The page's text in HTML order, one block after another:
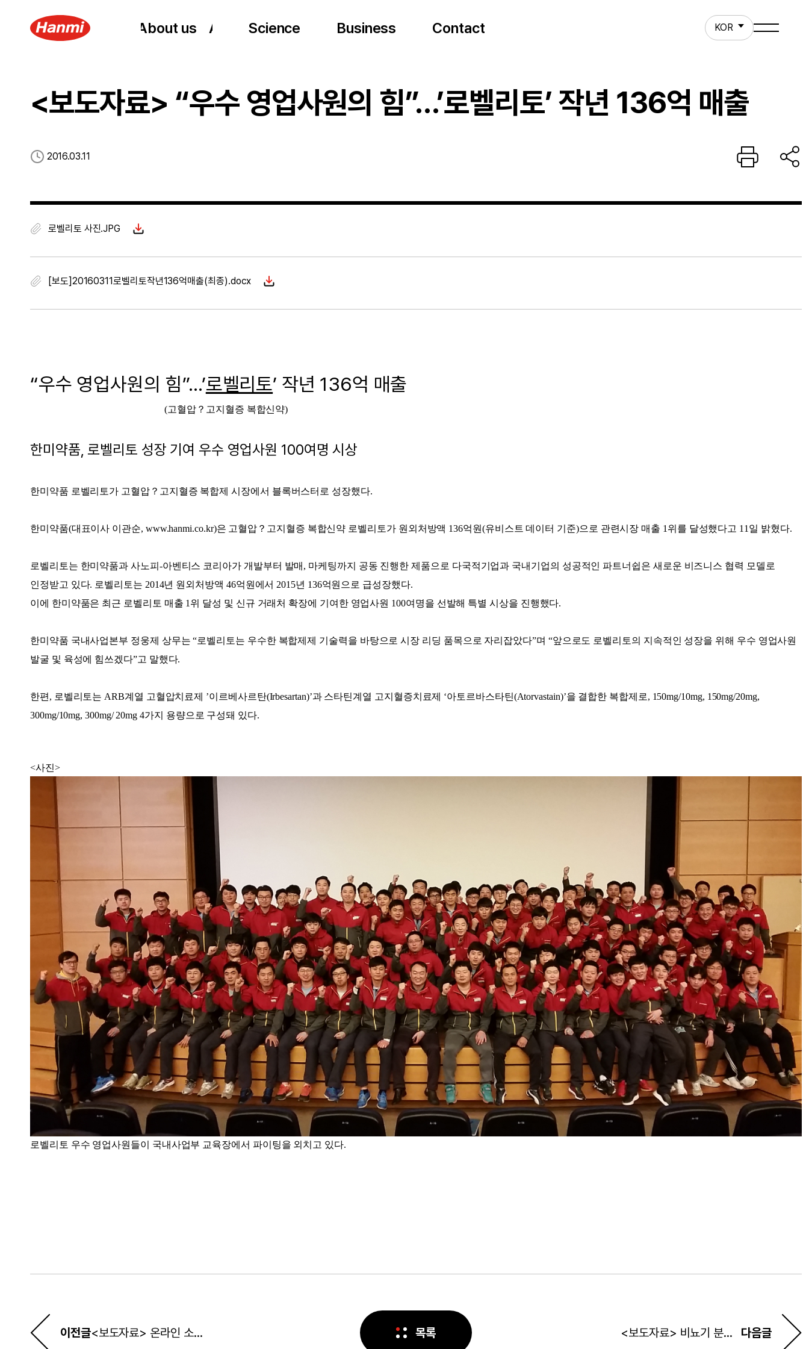
About us
About us About us Science
Science Science
Business
Business Business
Contact
Contact KOR
<보도자료> “우수 영업사원의 힘”…’로벨리토’ 작년 136억 매출
2016.03.11
로벨리토 사진.JPG
[보도]20160311로벨리토작년136억매출(최종).docx
“우수 영업사원의 힘”…’로벨리토’ 작년 136억 매출
(고혈압？고지혈증 복합신약)
한미약품, 로벨리토 성장 기여 우수 영업사원 100여명 시상
한미약품 로벨리토가 고혈압？고지혈증 복합제 시장에서 블록버스터로 성장했다.
한미약품(대표이사 이관순, www.hanmi.co.kr)은 고혈압？고지혈증 복합신약 로벨리토가 원외처방액 136억원(유비스트 데이터 기준)으로 관련시장 매출 1위를 달성했다고 11일 밝혔다.
로벨리토는 한미약품과 사노피-아벤티스 코리아가 개발부터 발매, 마케팅까지 공동 진행한 제품으로 다국적기업과 국내기업의 성공적인 파트너쉽은 새로운 비즈니스 협력 모델로
인정받고 있다. 로벨리토는 2014년 원외처방액 46억원에서 2015년 136억원으로 급성장했다.
이에 한미약품은 최근 로벨리토 매출 1위 달성 및 신규 거래처 확장에 기여한 영업사원 100여명을 선발해 특별 시상을 진행했다.
한미약품 국내사업본부 정웅제 상무는 “로벨리토는 우수한 복합제제 기술력을 바탕으로 시장 리딩 품목으로 자리잡았다”며 “앞으로도 로벨리토의 지속적인 성장을 위해 우수 영업사원
발굴 및 육성에 힘쓰겠다”고 말했다.
한편, 로벨리토는 ARB계열 고혈압치료제 ’이르베사르탄(Irbesartan)’과 스타틴계열 고지혈증치료제 ‘아토르바스타틴(Atorvastain)’을 결합한 복합제로, 150mg/10mg, 150mg/20mg,
300mg/10mg, 300mg/ 20mg 4가지 용량으로 구성돼 있다.
<사진>
로벨리토 우수 영업사원들이 국내사업부 교육장에서 파이팅을 외치고 있다.
이전글 <보도자료> 온라인 소통 강화…공식 페이스북 오픈 목록 다음글
<보도자료> 비뇨기 분야 신제품 최신지견 나눈다